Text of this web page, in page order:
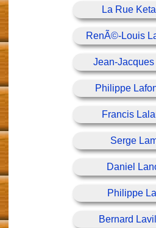
La Rue
RenÃ©-Louis
Jean-Jacques
Philippe
Francis
Serge
Daniel
Philippe
Bernard